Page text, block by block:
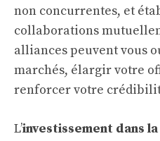
non concurrentes, et
collaborations
alliances peuvent vous
marchés, élargir votre
renforcer votre
L’investissement dans